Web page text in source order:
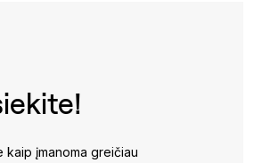
kaip įmanoma greičiau